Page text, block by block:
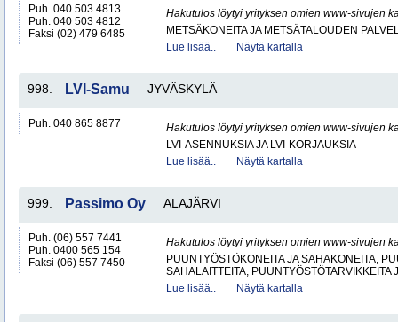
Puh. 040 503 4813
Puh. 040 503 4812
Faksi (02) 479 6485
Hakutulos löytyi yrityksen omien www-sivujen
METSÄKONEITA JA METSÄTALOUDEN
Lue lisää..
Näytä kartalla
998. LVI-Samu JYVÄSKYLÄ
Puh. 040 865 8877
Hakutulos löytyi yrityksen omien www-sivujen
LVI-ASENNUKSIA JA LVI-KORJAUKSIA
Lue lisää..
Näytä kartalla
999. Passimo Oy ALAJÄRVI
Puh. (06) 557 7441
Puh. 0400 565 154
Faksi (06) 557 7450
Hakutulos löytyi yrityksen omien www-sivujen
PUUNTYÖSTÖKONEITA JA SAHAKONEITA,
SAHALAITTEITA, PUUNTYÖSTÖTARVIKKEITA
Lue lisää..
Näytä kartalla